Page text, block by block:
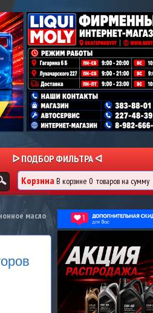
ᐅ ПОДБОР ФИЛЬТРА ᐊ
Корзина В корзине 0 товаровна сумму
масло